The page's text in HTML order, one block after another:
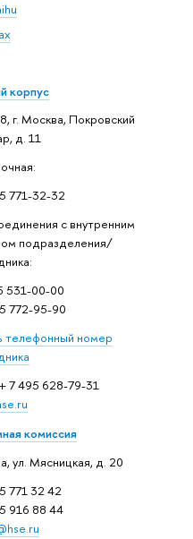
корпус
г. Москва, Покровский
д. 11
771-32-32
с внутренним
подразделения/
531-00-00
772-95-90
телефонный номер
7 495 628-79-31
комиссия
ул. Мясницкая, д. 20
771 32 42
916 88 44